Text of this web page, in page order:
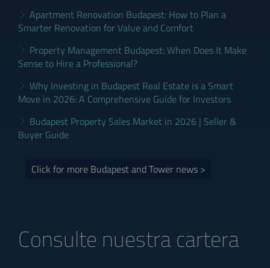
Apartment Renovation Budapest: How to Plan a
Smarter Renovation for Value and Comfort
Property Management Budapest: When Does It Make
Sense to Hire a Professional?
Why Investing in Budapest Real Estate is a Smart
Move in 2026: A Comprehensive Guide for Investors
Budapest Property Sales Market in 2026 | Seller &
Buyer Guide
Click for more Budapest and Tower news >
Consulte nuestra cartera